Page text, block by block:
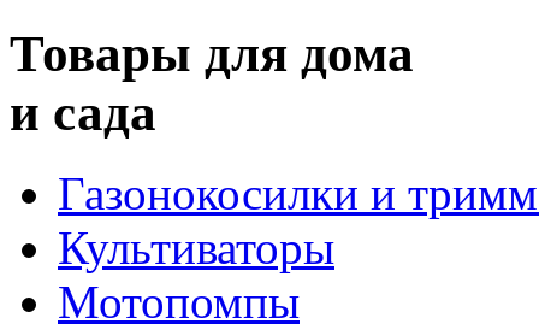
Товары для дома
и сада
Газонокосилки и
Культиваторы
Мотопомпы